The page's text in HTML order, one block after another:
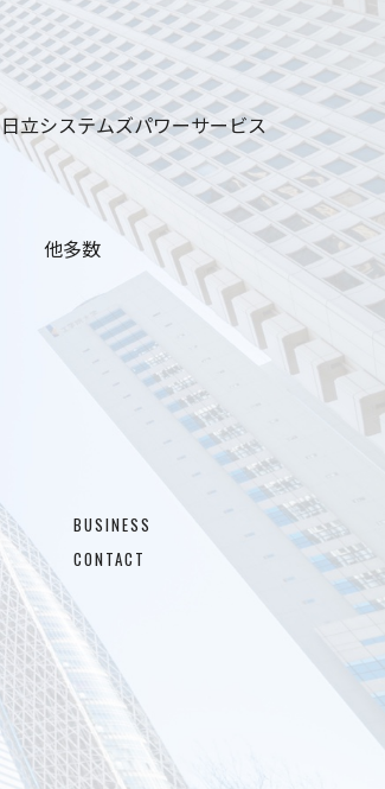
立システムズパワーサービス
他多数
BUSINESS
CONTACT